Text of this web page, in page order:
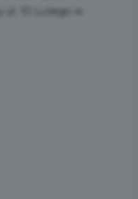
ul. 10 Lutego w